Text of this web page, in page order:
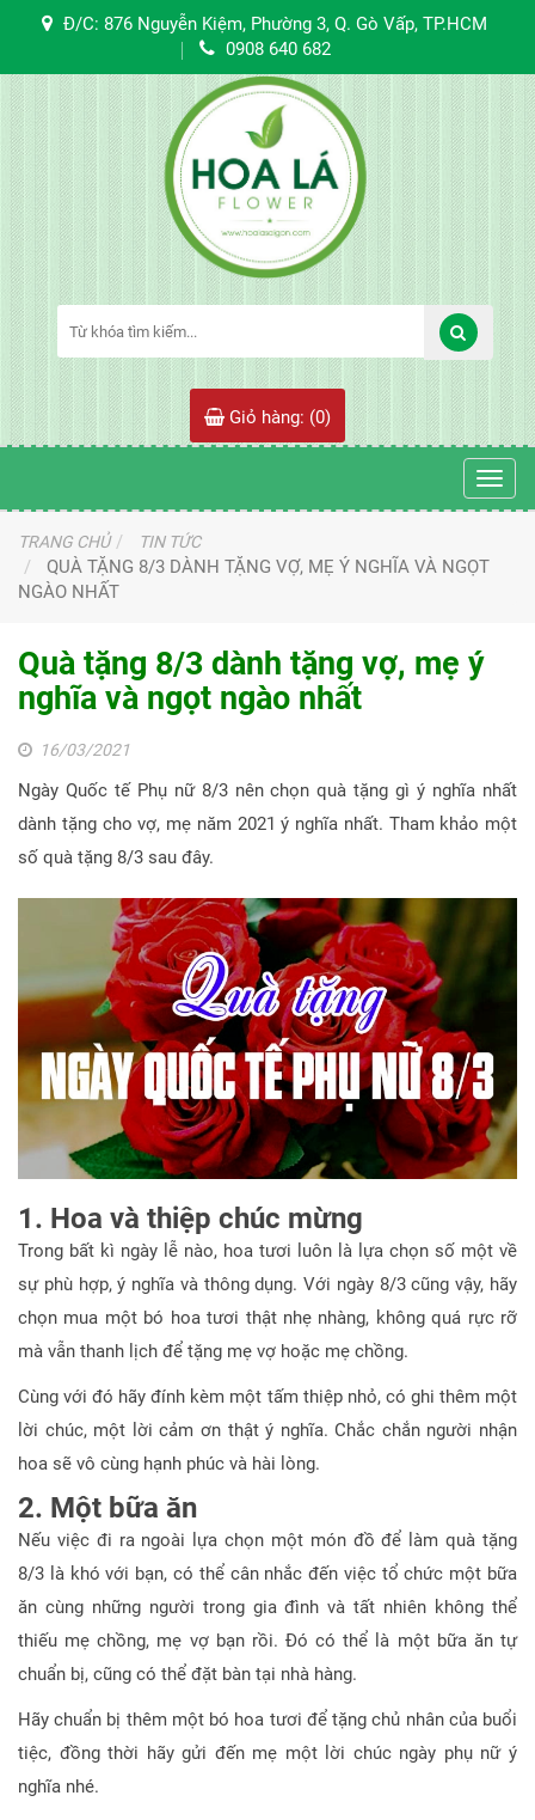
Đ/C: 876 Nguyễn Kiệm, Phường 3, Q. Gò Vấp, TP.HCM
0908 640 682
Giỏ hàng: (0)
TRANG CHỦ TIN TỨC
QUÀ TẶNG 8/3 DÀNH TẶNG VỢ, MẸ Ý NGHĨA VÀ NGỌT
NGÀO NHẤT
Quà tặng 8/3 dành tặng vợ, mẹ ý
nghĩa và ngọt ngào nhất
16/03/2021
Ngày Quốc tế Phụ nữ 8/3 nên chọn quà tặng gì ý nghĩa nhất
dành tặng cho vợ, mẹ năm 2021 ý nghĩa nhất. Tham khảo một
số quà tặng 8/3 sau đây.
1. Hoa và thiệp chúc mừng
Trong bất kì ngày lễ nào, hoa tươi luôn là lựa chọn số một về
sự phù hợp, ý nghĩa và thông dụng. Với ngày 8/3 cũng vậy, hãy
chọn mua một bó hoa tươi thật nhẹ nhàng, không quá rực rỡ
mà vẫn thanh lịch để tặng mẹ vợ hoặc mẹ chồng.
Cùng với đó hãy đính kèm một tấm thiệp nhỏ, có ghi thêm một
lời chúc, một lời cảm ơn thật ý nghĩa. Chắc chắn người nhận
hoa sẽ vô cùng hạnh phúc và hài lòng.
2. Một bữa ăn
Nếu việc đi ra ngoài lựa chọn một món đồ để làm quà tặng
8/3 là khó với bạn, có thể cân nhắc đến việc tổ chức một bữa
ăn cùng những người trong gia đình và tất nhiên không thể
thiếu mẹ chồng, mẹ vợ bạn rồi. Đó có thể là một bữa ăn tự
chuẩn bị, cũng có thể đặt bàn tại nhà hàng.
Hãy chuẩn bị thêm một bó hoa tươi để tặng chủ nhân của buổi
tiệc, đồng thời hãy gửi đến mẹ một lời chúc ngày phụ nữ ý
nghĩa nhé.